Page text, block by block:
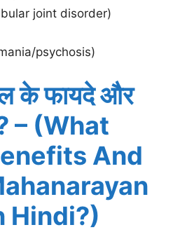
joint disorder)
psychosis)
के फायदे और
– (What
And
Hindi?)